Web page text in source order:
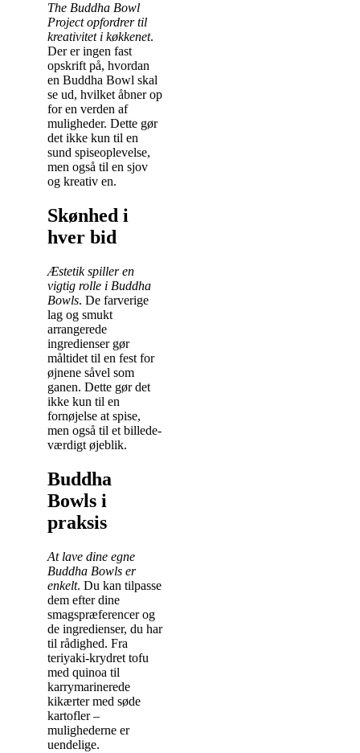
The Buddha Bowl
Project opfordrer til
kreativitet i køkkenet.
Der er ingen fast
opskrift på, hvordan
en Buddha Bowl skal
se ud, hvilket åbner op
for en verden af
muligheder. Dette gør
det ikke kun til en
sund spiseoplevelse,
men også til en sjov
og kreativ en.
Skønhed i
hver bid
Æstetik spiller en
vigtig rolle i Buddha
Bowls. De farverige
lag og smukt
arrangerede
ingredienser gør
måltidet til en fest for
øjnene såvel som
ganen. Dette gør det
ikke kun til en
fornøjelse at spise,
men også til et billede-
værdigt øjeblik.
Buddha
Bowls i
praksis
At lave dine egne
Buddha Bowls er
enkelt. Du kan tilpasse
dem efter dine
smagspræferencer og
de ingredienser, du har
til rådighed. Fra
teriyaki-krydret tofu
med quinoa til
karrymarinerede
kikærter med søde
kartofler –
mulighederne er
uendelige.